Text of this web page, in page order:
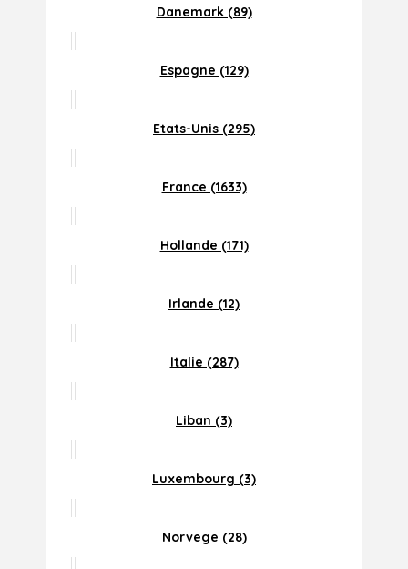
Danemark (89)
Espagne (129)
Etats-Unis (295)
France (1633)
Hollande (171)
Irlande (12)
Italie (287)
Liban (3)
Luxembourg (3)
Norvege (28)